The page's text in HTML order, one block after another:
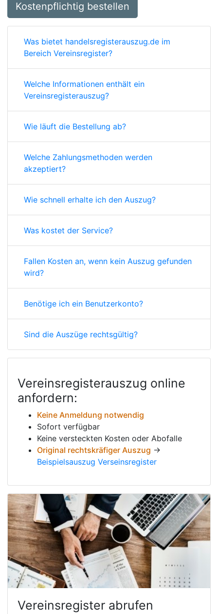
Kostenpflichtig bestellen
Was bietet handelsregisterauszug.de im
Bereich Vereinsregister?
Welche Informationen enthält ein
Vereinsregisterauszug?
Wie läuft die Bestellung ab?
Welche Zahlungsmethoden werden
akzeptiert?
Wie schnell erhalte ich den Auszug?
Was kostet der Service?
Fallen Kosten an, wenn kein Auszug gefunden
wird?
Benötige ich ein Benutzerkonto?
Sind die Auszüge rechtsgültig?
Vereinsregisterauszug online
anfordern:
Keine Anmeldung notwendig
Sofort verfügbar
Keine versteckten Kosten oder Abofalle
Original rechtskräfiger Auszug →
Beispielsauszug Verseinsregister
Vereinsregister abrufen